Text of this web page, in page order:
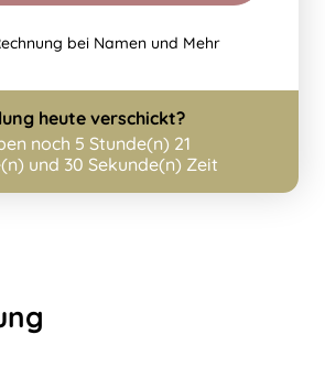
bei Namen und Mehr
heute verschickt?
noch 5 Stunde(n) 21
und 30 Sekunde(n) Zeit